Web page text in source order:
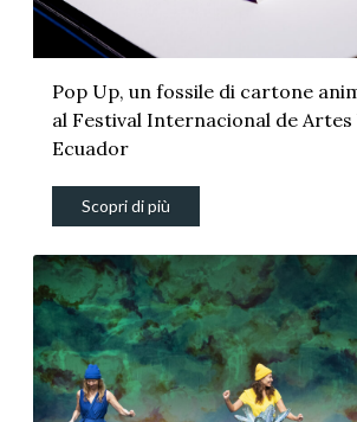
Pop Up, un fossile di cartone
al Festival Internacional de Artes
Ecuador
Scopri di più